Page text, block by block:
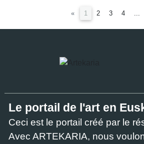
« 1 (current)
2 3 4 ...
Le portail de l'art en
Ceci est le portail créé par le
Avec ARTEKARIA, nous